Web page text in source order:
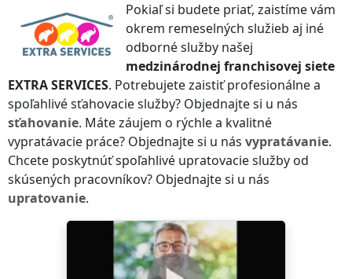
Pokiaľ si budete priať, zaistíme vám
okrem remeselných služieb aj iné
odborné služby našej
medzinárodnej franchisovej siete
EXTRA SERVICES. Potrebujete zaistiť profesionálne a
spoľahlivé sťahovacie služby? Objednajte si u nás
sťahovanie. Máte záujem o rýchle a kvalitné
vypratávacie práce? Objednajte si u nás vypratávanie.
Chcete poskytnúť spoľahlivé upratovacie služby od
skúsených pracovníkov? Objednajte si u nás
upratovanie.